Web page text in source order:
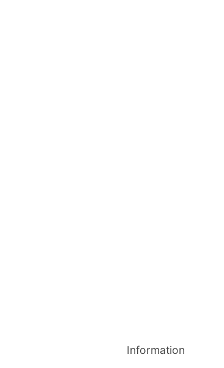
Information